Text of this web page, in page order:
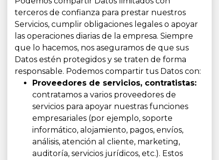
terceros de confianza para prestar nuestros
Servicios, cumplir obligaciones legales o apoyar
las operaciones diarias de la empresa. Siempre
que lo hacemos, nos aseguramos de que sus
Datos estén protegidos y se traten de forma
responsable. Podemos compartir tus Datos con:
Proveedores de servicios, contratistas:
contratamos a varios proveedores de
servicios para apoyar nuestras funciones
empresariales (por ejemplo, soporte
informático, alojamiento, pagos, envíos,
análisis, atención al cliente, marketing,
auditoría, servicios jurídicos, etc.). Estos